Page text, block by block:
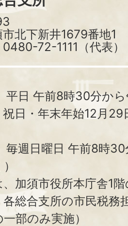
北下新井1679番地1
72-1111（代表）
平日 午前8時30分か
日・年末年始12月
毎週日曜日 午前8時
加須市役所本庁舎1
各総合支所の市民税務
部のみ実施）